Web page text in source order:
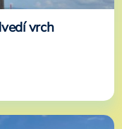
vrch